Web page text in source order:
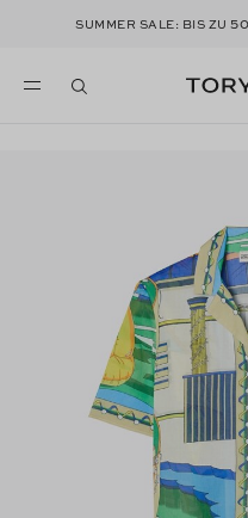
SUMMER SALE: BIS ZU